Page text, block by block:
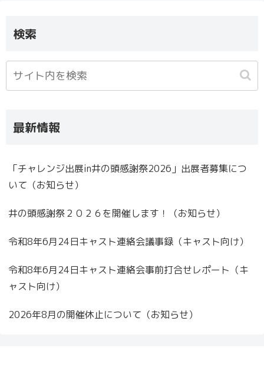
検索
最新情報
「チャレンジ出展in井の頭感謝祭2026」出展者募集につ
いて（お知らせ）
井の頭感謝祭２０２６を開催します！（お知らせ）
令和8年6月24日キャスト連絡会議事録（キャスト向け）
令和8年6月24日キャスト連絡会事前打合せレポート（キ
ャスト向け）
2026年8月の開催休止について（お知らせ）